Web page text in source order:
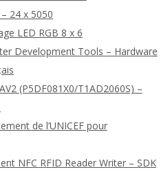
24 x 5050
LED RGB 8 x 6
Development Tools – Hardware
(P5DF081X0/T1AD2060S) –
de l’UNICEF pour
NFC RFID Reader Writer – SDK